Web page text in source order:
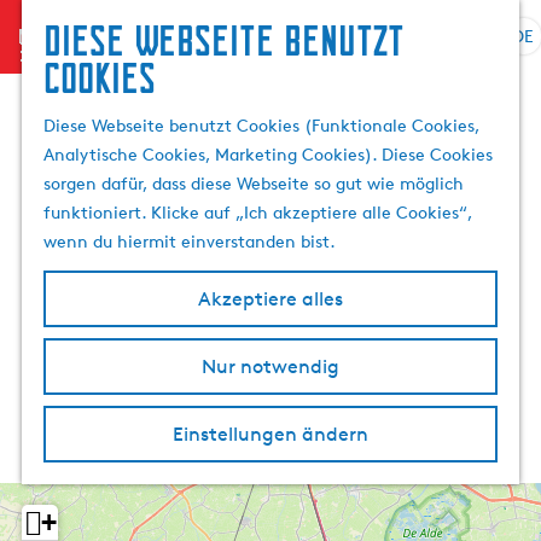
Diese Webseite benutzt
Cookies
Diese Webseite benutzt Cookies (Funktionale Cookies,
Analytische Cookies, Marketing Cookies). Diese Cookies
sorgen dafür, dass diese Webseite so gut wie möglich
funktioniert. Klicke auf „Ich akzeptiere alle Cookies“,
wenn du hiermit einverstanden bist.
Akzeptiere alles
Nur notwendig
Einstellungen ändern
menu
G
e
h
e
n
S
i
e
u
H
p
a
h
S
n
A
DE
+